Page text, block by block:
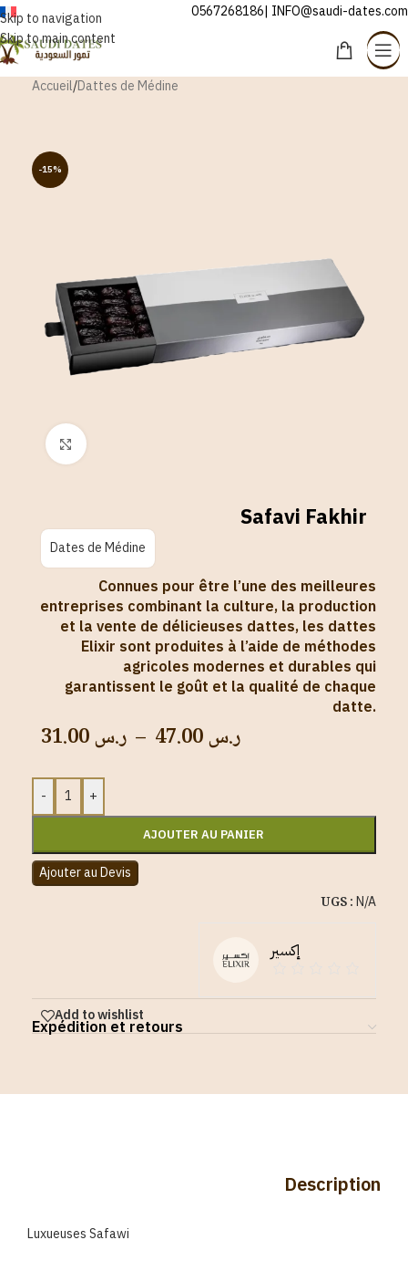
Skip to navigation
Skip to main content
FRANÇAIS 0567268186| INFO@saudi-dates.com
Accueil/Dattes de Médine
-15%
Click to enlarge
Safavi Fakhir
Dates de Médine
Connues pour être l’une des meilleures
entreprises combinant la culture, la production
et la vente de délicieuses dattes, les dattes
Elixir sont produites à l’aide de méthodes
agricoles modernes et durables qui
garantissent le goût et la qualité de chaque
datte.
ر.س – ر.س
- +
AJOUTER AU PANIER
Ajouter au Devis
UGS :N/A
إكسير
Add to wishlist
Expédition et retours
Description
Luxueuses Safawi